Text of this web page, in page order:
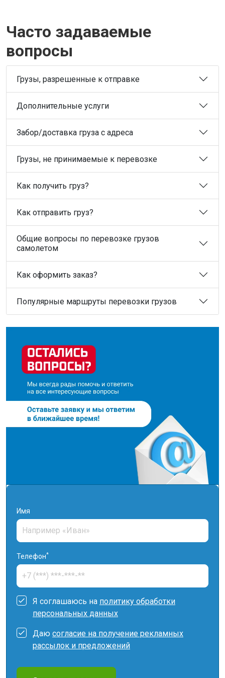
Часто задаваемые
вопросы
Грузы, разрешенные к отправке
Дополнительные услуги
Забор/доставка груза с адреса
Грузы, не принимаемые к перевозке
Как получить груз?
Как отправить груз?
Общие вопросы по перевозке грузов
самолетом
Как оформить заказ?
Популярные маршруты перевозки грузов
Имя
Телефон*
Я соглашаюсь на политику обработки
персональных данных
Даю согласие на получение рекламных
рассылок и предложений